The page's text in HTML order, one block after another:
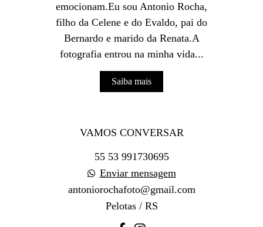
emocionam.Eu sou Antonio Rocha,
filho da Celene e do Evaldo, pai do
Bernardo e marido da Renata.A
fotografia entrou na minha vida...
Saiba mais
VAMOS CONVERSAR
55 53 991730695
Enviar mensagem
antoniorochafoto@gmail.com
Pelotas / RS